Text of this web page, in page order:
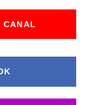
CANAL